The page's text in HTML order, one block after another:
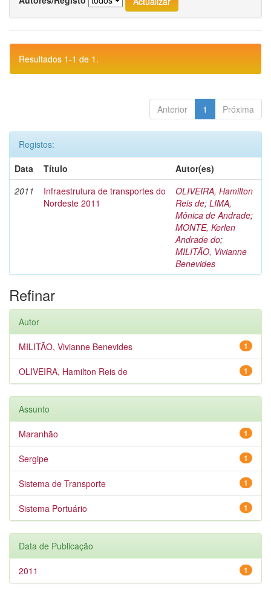
Resultados 1-1 de 1.
Anterior 1 Próxima
Registos:
Data
Título
Autor(es)
2011
Infraestrutura de transportes do
Nordeste 2011
OLIVEIRA, Hamilton
Reis de; LIMA,
Mônica de Andrade;
MONTE, Kerlen
Andrade do;
MILITÃO, Vivianne
Benevides
Refinar
Autor
1
MILITÃO, Vivianne Benevides
1
OLIVEIRA, Hamilton Reis de
Assunto
1
Maranhão
1
Sergipe
1
Sistema de Transporte
1
Sistema Portuário
Data de Publicação
1
2011